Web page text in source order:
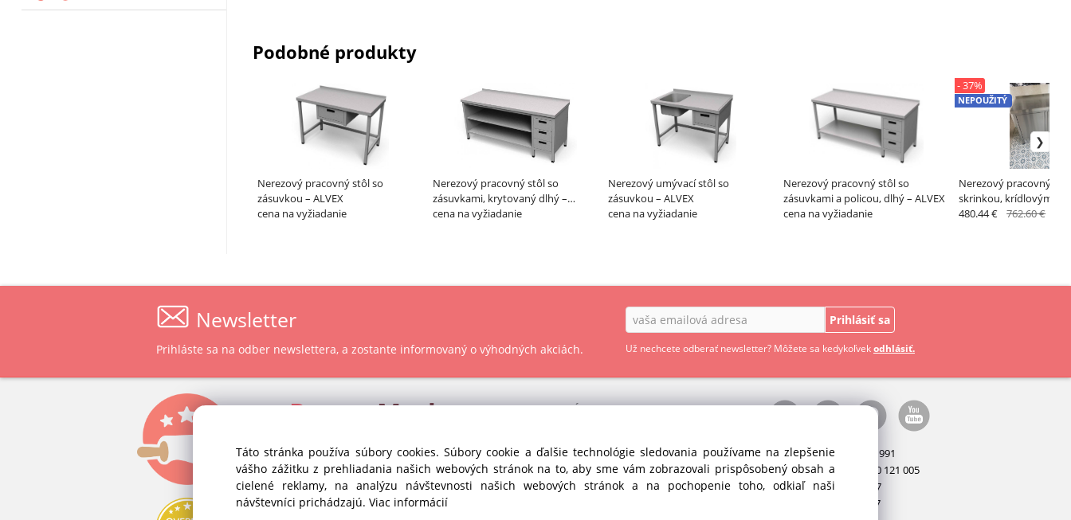
Podobné produkty
Nerezový pracovný stôl so
zásuvkou – ALVEX
cena na vyžiadanie
Nerezový pracovný stôl so
zásuvkami, krytovaný dlhý –
ALVEX
cena na vyžiadanie
Nerezový umývací stôl so
zásuvkou – ALVEX
cena na vyžiadanie
Nerezový pracovný stôl so
zásuvkami a policou, dlhý – ALVEX
cena na vyžiadanie
Nerezový pracovný
skrinkou, krídlovými
policou
NEPOUŽITÝ
- 37%
480.44 € 762.60 €
Newsletter
Prihláste sa na odber newslettera, a zostante informovaný o výhodných akciách.
Prihlásiť sa
Už nechcete odberať newsletter? Môžete sa kedykoľvekodhlásiť.
PastryMarket
Štefánikova 35
SK-900 28 Ivanka pri Dunaji (SC)
Slovenská Republika
OBCHODNÉ PODMIENKY - SPOTREBITEĽ
OCHRANA OSOBNÝCH ÚDAJOV GDPR
Manažér:+421 911 031 991
Príslušenstvo:
+421 910 121 005
Stroje:+421 903 404 067
+421 903 404 047
Táto stránka používa súbory cookies. Súbory cookie a ďalšie technológie sledovania používame na zlepšenie
vášho zážitku z prehliadania našich webových stránok na to, aby sme vám zobrazovali prispôsobený obsah a
cielené reklamy, na analýzu návštevnosti našich webových stránok a na pochopenie toho, odkiaľ naši
návštevníci prichádzajú. Viac informácií